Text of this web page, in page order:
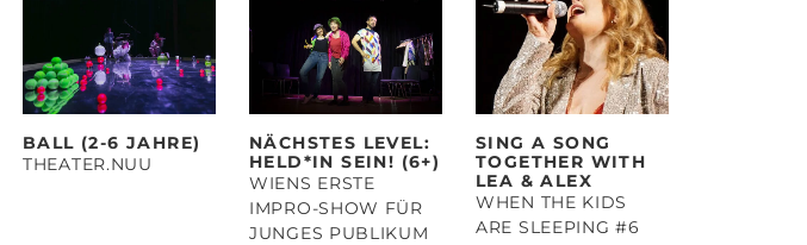
BALL (2-6 JAHRE)
THEATER.NUU
NÄCHSTES LEVEL:
HELD*IN SEIN! (6+)
WIENS ERSTE
IMPRO-SHOW FÜR
JUNGES PUBLIKUM
SING A SONG
TOGETHER WITH
LEA & ALEX
WHEN THE KIDS
ARE SLEEPING #6